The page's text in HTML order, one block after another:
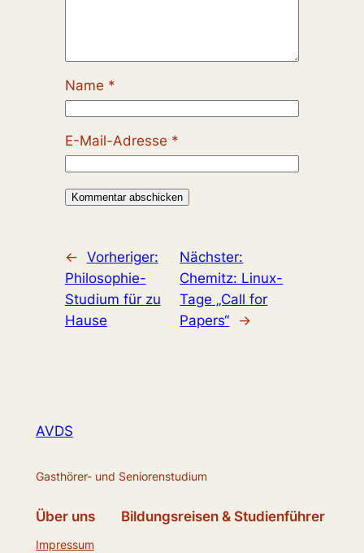
Name *
E-Mail-Adresse *
← Vorheriger:
Philosophie-
Studium für zu
Hause
Nächster:
Chemitz: Linux-
Tage „Call for
Papers“
→
AVDS
Gasthörer- und Seniorenstudium
Über uns
Impressum
Bildungsreisen & Studienführer